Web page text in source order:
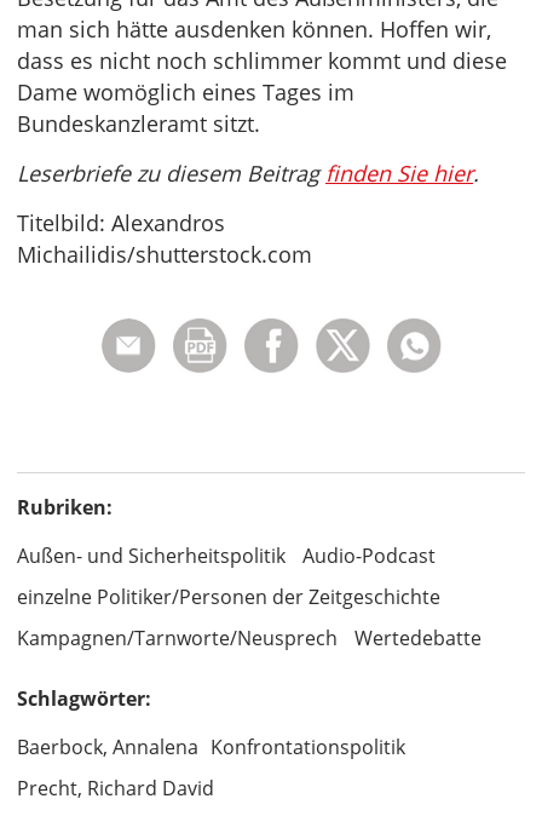
man sich hätte ausdenken können. Hoffen wir,
dass es nicht noch schlimmer kommt und diese
Dame womöglich eines Tages im
Bundeskanzleramt sitzt.
Leserbriefe zu diesem Beitrag finden Sie hier.
Titelbild: Alexandros
Michailidis/shutterstock.com
Rubriken:
Außen- und Sicherheitspolitik
Audio-Podcast
einzelne Politiker/Personen der Zeitgeschichte
Kampagnen/Tarnworte/Neusprech
Wertedebatte
Schlagwörter:
Baerbock, Annalena Konfrontationspolitik
Precht, Richard David